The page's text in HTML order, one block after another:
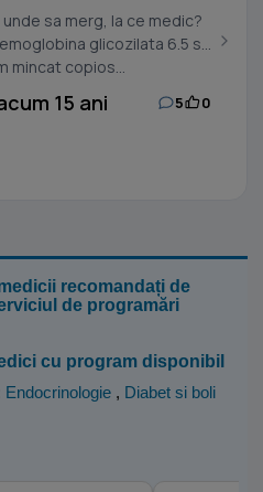
sa merg, la ce medic?
glicozilata 6.5 si
mincat copios...
15 ani 5 0
recomandați de
de programări
cu program disponibil
Endocrinologie , Diabet si boli